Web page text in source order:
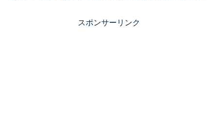
スポンサーリンク